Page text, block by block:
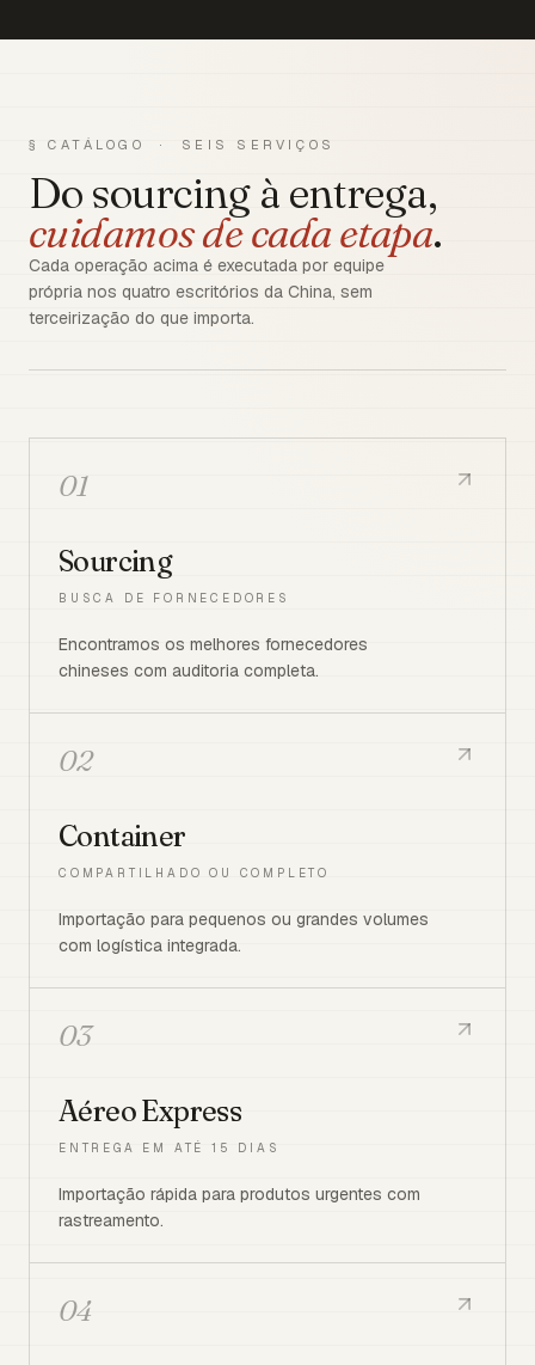
§ CATÁLOGO · SEIS SERVIÇOS
Do sourcing à entrega,
cuidamos de cada etapa.
Cada operação acima é executada por equipe
própria nos quatro escritórios da China, sem
terceirização do que importa.
01
Sourcing
BUSCA DE FORNECEDORES
Encontramos os melhores fornecedores
chineses com auditoria completa.
02
Container
COMPARTILHADO OU COMPLETO
Importação para pequenos ou grandes volumes
com logística integrada.
03
Aéreo Express
ENTREGA EM ATÉ 15 DIAS
Importação rápida para produtos urgentes com
rastreamento.
04